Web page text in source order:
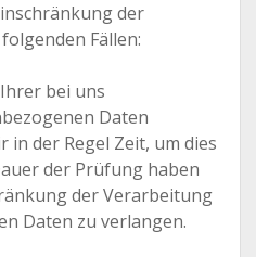
der
Fällen:
bei uns
Daten
der Regel Zeit, um dies
der Prüfung haben
der Verarbeitung
Daten zu verlangen.